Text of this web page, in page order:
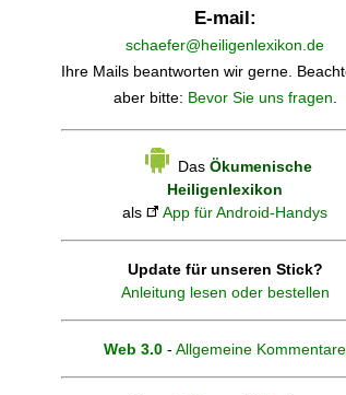
E-mail:
schaefer@heiligenlexikon.de
Ihre Mails beantworten wir gerne.
aber bitte: Bevor Sie uns fragen.
Das Ökumenische
Heiligenlexikon
als
App für Android-Handys
Update für unseren Stick?
Anleitung lesen oder bestellen
Web 3.0 - Allgemeine Kommentare